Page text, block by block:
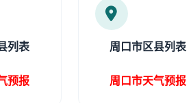
列表
预报
周口市区县列表
周口市天气预报